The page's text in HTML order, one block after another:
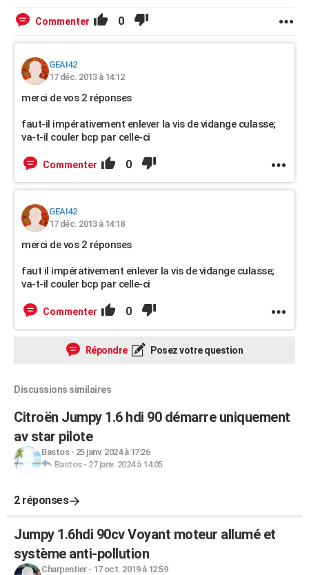
Commenter 0
GEAI42
17 déc. 2013 à 14:12
merci de vos 2 réponses
faut-il impérativement enlever la vis de vidange culasse;
va-t-il couler bcp par celle-ci
Commenter 0
GEAI42
17 déc. 2013 à 14:18
merci de vos 2 réponses
faut il impérativement enlever la vis de vidange culasse;
va-t-il couler bcp par celle-ci
Commenter 0
Répondre Posez votre question
Discussions similaires
Citroën Jumpy 1.6 hdi 90 démarre uniquement
av star pilote
Bastos- 25 janv. 2024 à 17:26
Bastos- 27 janv. 2024 à 14:05
2 réponses
Jumpy 1.6hdi 90cv Voyant moteur allumé et
système anti-pollution
Charpentier- 17 oct. 2019 à 12:59